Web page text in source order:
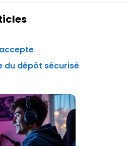
du dépôt sécurisé